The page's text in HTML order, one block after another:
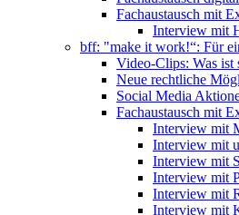
Fachaustausch mit
Interview mit
bff: "make it work!“: Für
Video-Clips: Was ist
Neue rechtliche
Social Media
Fachaustausch mit
Interview mit
Interview mit
Interview mit
Interview mit
Interview mit
Interview mit